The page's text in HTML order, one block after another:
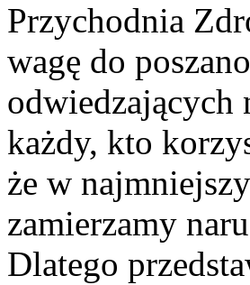
Przychodnia
wagę do
odwiedzających
każdy, kto
że w
zamierzamy
Dlatego